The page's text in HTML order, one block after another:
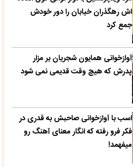
اش رهگذران خیابان را دور خودش
جمع کرد
آوازخوانی همایون شجریان بر مزار
پدرش که هیچ وقت قدیمی نمی شود
اسب با آوازخوانی صاحبش به قدری در
فکر فرو رفته که انگار معنای آهنگ رو
میفهمد!